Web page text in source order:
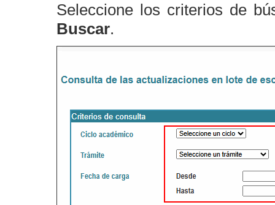
Seleccione los criterios de
Buscar.